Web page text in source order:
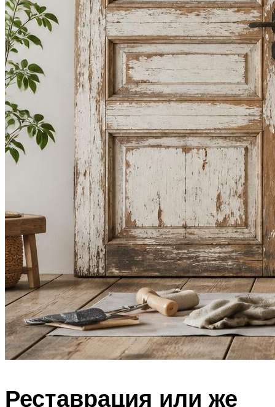
Реставрация или же